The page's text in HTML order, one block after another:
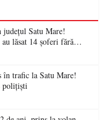
Satu Mare!
lăsat 14 șoferi fără
trafic la Satu Mare!
polițiști